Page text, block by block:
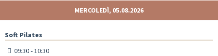
MERCOLEDÌ, 05.08.2026
Soft Pilates
09:30 - 10:30